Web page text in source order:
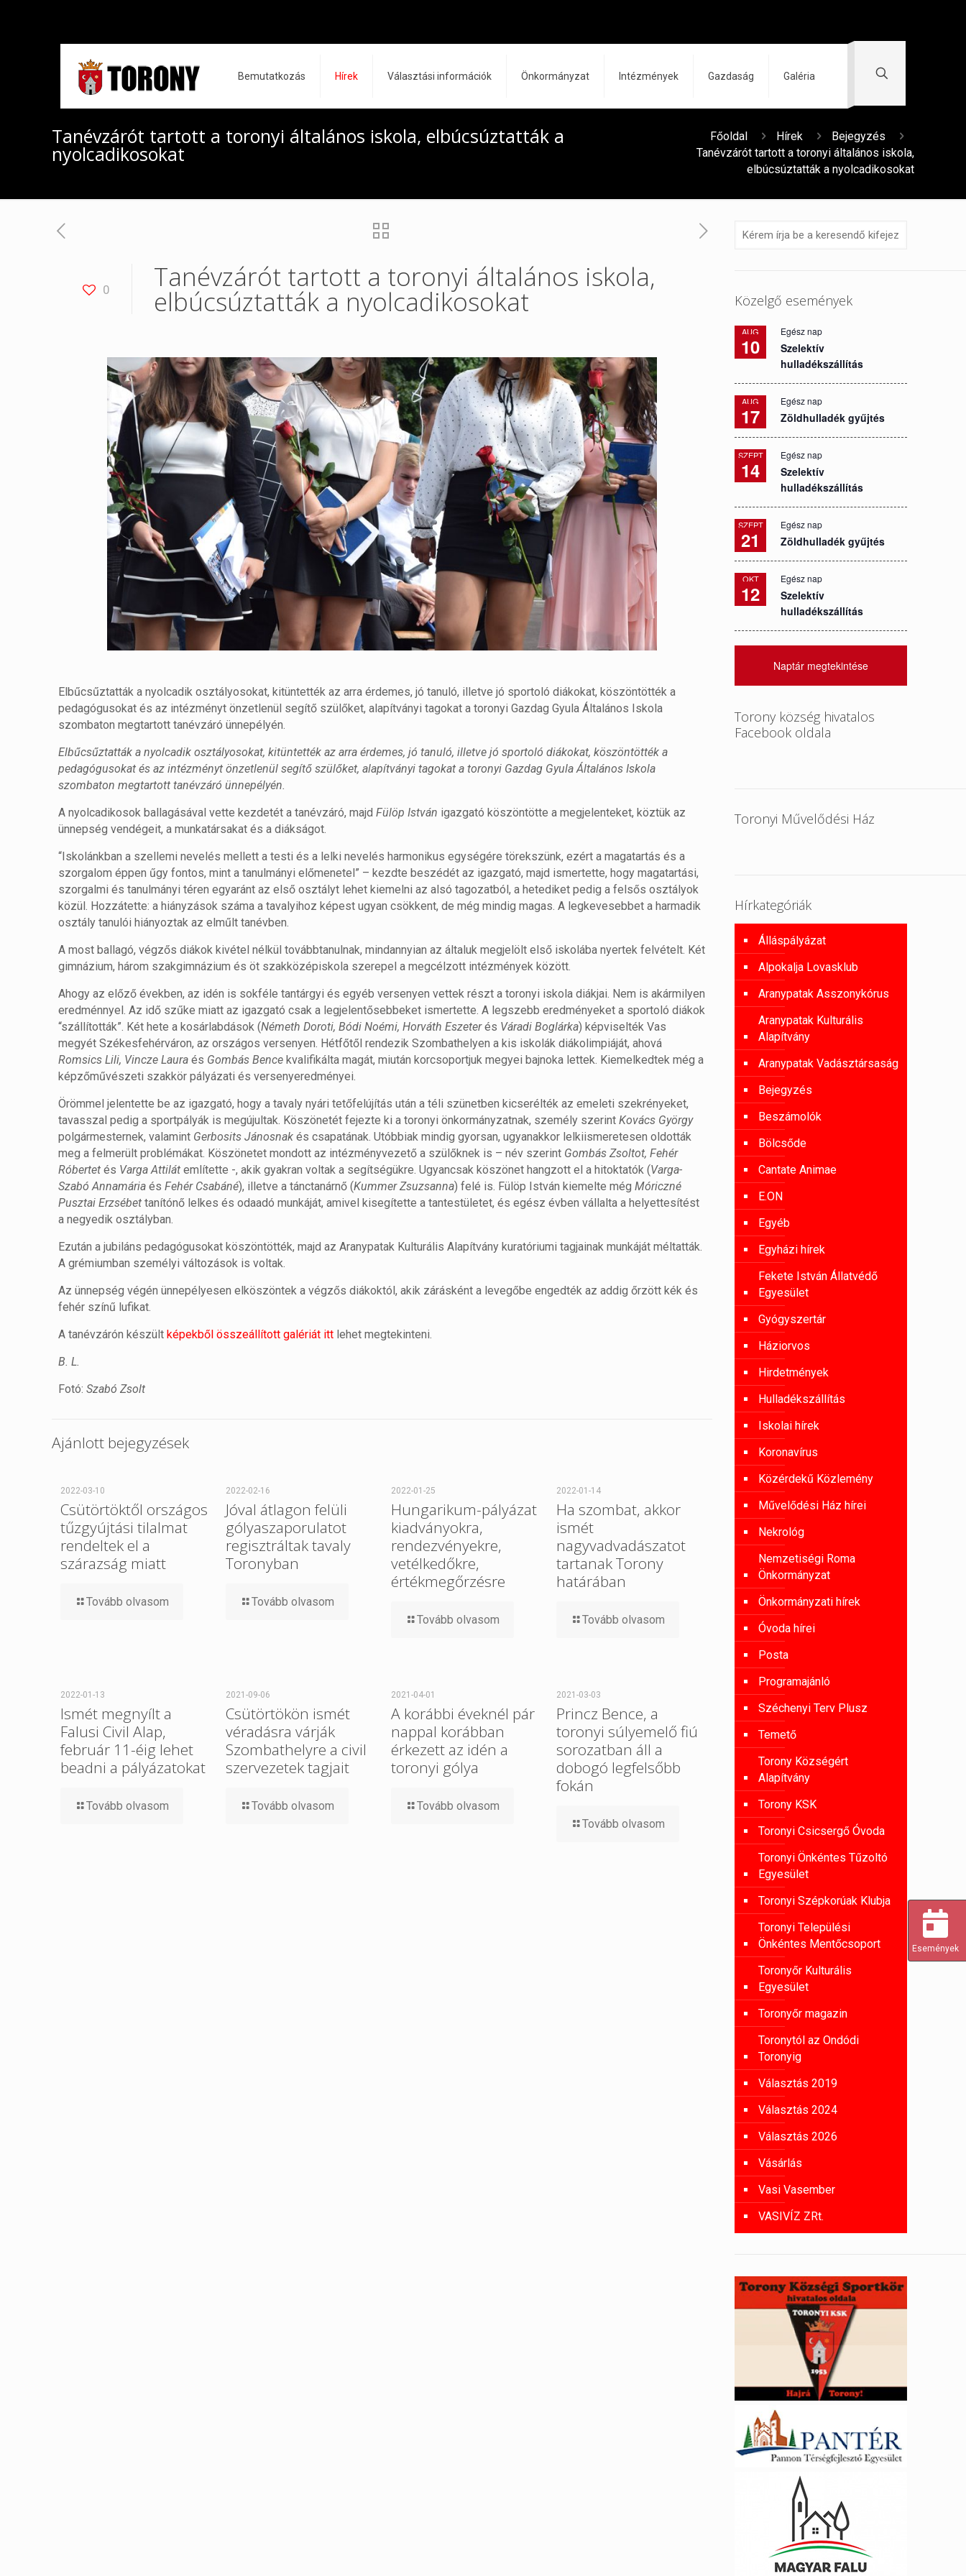
Bemutatkozás Hírek Választási információk Önkormányzat Intézmények Gazdaság Galéria
Tanévzárót tartott a toronyi általános iskola, elbúcsúztatták a
nyolcadikosokat
Főoldal Hírek
Bejegyzés
Tanévzárót tartott a toronyi általános iskola,
elbúcsúztatták a nyolcadikosokat
0 Tanévzárót tartott a toronyi általános iskola,
elbúcsúztatták a nyolcadikosokat
Elbűcsűztatták a nyolcadik osztályosokat, kitüntették az arra érdemes, jó tanuló, illetve jó sportoló diákokat, köszöntötték a
pedagógusokat és az intézményt önzetlenül segítő szülőket, alapítványi tagokat a toronyi Gazdag Gyula Általános Iskola
szombaton megtartott tanévzáró ünnepélyén.
Elbűcsűztatták a nyolcadik osztályosokat, kitüntették az arra érdemes, jó tanuló, illetve jó sportoló diákokat, köszöntötték a
pedagógusokat és az intézményt önzetlenül segítő szülőket, alapítványi tagokat a toronyi Gazdag Gyula Általános Iskola
szombaton megtartott tanévzáró ünnepélyén.
A nyolcadikosok ballagásával vette kezdetét a tanévzáró, majdFülöp István igazgató köszöntötte a megjelenteket, köztük az
ünnepség vendégeit, a munkatársakat és a diákságot.
“Iskolánkban a szellemi nevelés mellett a testi és a lelki nevelés harmonikus egységére törekszünk, ezért a magatartás és a
szorgalom éppen űgy fontos, mint a tanulmányi előmenetel” – kezdte beszédét az igazgató, majd ismertette, hogy magatartási,
szorgalmi és tanulmányi téren egyaránt az első osztályt lehet kiemelni az alsó tagozatból, a hetediket pedig a felsős osztályok
közül. Hozzátette: a hiányzások száma a tavalyihoz képest ugyan csökkent, de még mindig magas. A legkevesebbet a harmadik
osztály tanulói hiányoztak az elműlt tanévben.
A most ballagó, végzős diákok kivétel nélkül továbbtanulnak, mindannyian az általuk megjelölt első iskolába nyertek felvételt. Két
gimnázium, három szakgimnázium és öt szakközépiskola szerepel a megcélzott intézmények között.
Ahogy az előző években, az idén is sokféle tantárgyi és egyéb versenyen vettek részt a toronyi iskola diákjai. Nem is akármilyen
eredménnyel. Az idő szűke miatt az igazgató csak a legjelentősebbeket ismertette. A legszebb eredményeket a sportoló diákok
“szállították”. Két hete a kosárlabdások (Németh Doroti, Bódi Noémi, Horváth Eszeterés Váradi Boglárka) képviselték Vas
megyét Székesfehérváron, az országos versenyen. Hétfőtől rendezik Szombathelyen a kis iskolák diákolimpiáját, ahová
Romsics Lili, Vincze Laura és Gombás Bence kvalifikálta magát, miután korcsoportjuk megyei bajnoka lettek. Kiemelkedtek még a
képzőművészeti szakkör pályázati és versenyeredményei.
Örömmel jelentette be az igazgató, hogy a tavaly nyári tetőfelújítás után a téli szünetben kicserélték az emeleti szekrényeket,
tavasszal pedig a sportpályák is megújultak. Köszönetét fejezte ki a toronyi önkormányzatnak, személy szerintKovács György
polgármesternek, valamint Gerbosits Jánosnak és csapatának. Utóbbiak mindig gyorsan, ugyanakkor lelkiismeretesen oldották
meg a felmerült problémákat. Köszönetet mondott az intézményvezető a szülőknek is – név szerint Gombás Zsoltot, Fehér
Róbertet és Varga Attilát említette -, akik gyakran voltak a segítségükre. Ugyancsak köszönet hangzott el a hitoktatók (Varga-
Szabó Annamária ésFehér Csabáné), illetve a tánctanárnő (Kummer Zsuzsanna) felé is. Fülöp István kiemelte mégMóriczné
Pusztai Erzsébet tanítónő lelkes és odaadó munkáját, amivel kisegítette a tantestületet, és egész évben vállalta a helyettesítést
a negyedik osztályban.
Ezután a jubiláns pedagógusokat köszöntötték, majd az Aranypatak Kulturális Alapítvány kuratóriumi tagjainak munkáját méltatták.
A grémiumban személyi változások is voltak.
Az ünnepség végén ünnepélyesen elköszöntek a végzős diákoktól, akik zárásként a levegőbe engedték az addig őrzött kék és
fehér színű lufikat.
A tanévzárón készült képekből összeállított galériát itt lehet megtekinteni.
B. L.
Fotó:Szabó Zsolt
Ajánlott bejegyzések
2022-03-10
Csütörtöktől országos
tűzgyújtási tilalmat
rendeltek el a
szárazság miatt
Tovább olvasom
2022-02-16
Jóval átlagon felüli
gólyaszaporulatot
regisztráltak tavaly
Toronyban
Tovább olvasom
2022-01-25
Hungarikum-pályázat
kiadványokra,
rendezvényekre,
vetélkedőkre,
értékmegőrzésre
Tovább olvasom
2022-01-14
Ha szombat, akkor
ismét
nagyvadvadászatot
tartanak Torony
határában
Tovább olvasom
2022-01-13
Ismét megnyílt a
Falusi Civil Alap,
február 11-éig lehet
beadni a pályázatokat
Tovább olvasom
2021-09-06
Csütörtökön ismét
véradásra várják
Szombathelyre a civil
szervezetek tagjait
Tovább olvasom
2021-04-01
A korábbi éveknél pár
nappal korábban
érkezett az idén a
toronyi gólya
Tovább olvasom
2021-03-03
Princz Bence, a
toronyi súlyemelő fiú
sorozatban áll a
dobogó legfelsőbb
fokán
Tovább olvasom
Közelgő események
AUG
10
Egész nap
Szelektív
hulladékszállítás
AUG
17
Egész nap
Zöldhulladék gyűjtés
SZEPT
14
Egész nap
Szelektív
hulladékszállítás
SZEPT
21
Egész nap
Zöldhulladék gyűjtés
OKT
12
Egész nap
Szelektív
hulladékszállítás
Naptár megtekintése
Torony község hivatalos
Facebook oldala
Toronyi Művelődési Ház
Hírkategóriák
Álláspályázat
Alpokalja Lovasklub
Aranypatak Asszonykórus
Aranypatak Kulturális
Alapítvány
Aranypatak Vadásztársaság
Bejegyzés
Beszámolók
Bölcsőde
Cantate Animae
E.ON
Egyéb
Egyházi hírek
Fekete István Állatvédő
Egyesület
Gyógyszertár
Háziorvos
Hirdetmények
Hulladékszállítás
Iskolai hírek
Koronavírus
Közérdekű Közlemény
Művelődési Ház hírei
Nekrológ
Nemzetiségi Roma
Önkormányzat
Önkormányzati hírek
Óvoda hírei
Posta
Programajánló
Széchenyi Terv Plusz
Temető
Torony Községért
Alapítvány
Torony KSK
Toronyi Csicsergő Óvoda
Toronyi Önkéntes Tűzoltó
Egyesület
Toronyi Szépkorúak Klubja
Toronyi Települési
Önkéntes Mentőcsoport
Toronyőr Kulturális
Egyesület
Toronyőr magazin
Toronytól az Ondódi
Toronyig
Választás 2019
Választás 2024
Választás 2026
Vásárlás
Vasi Vasember
VASIVÍZ ZRt.
Események